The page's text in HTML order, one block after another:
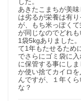
した。
あきたこまちが美
は劣るが栄養は有
が、もち米っぽく
が同じなのでどれ
1袋5kgありました
て1年もたせるため
でさらにゴミ袋に
に保管する事にし
か使い捨てカイロ
んですが、１年く